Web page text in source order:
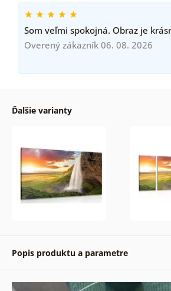
Som veľmi spokojná. Obraz je
Overený zákazník 06. 08. 2026
Ďalšie varianty
Popis produktu a parametre